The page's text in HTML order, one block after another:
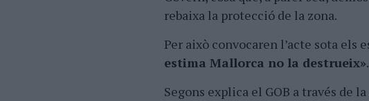
rebaixa la protecció de la zona.
Per això convocaren l’acte sota els
estima Mallorca no la destrueix».
Segons explica el GOB a través de